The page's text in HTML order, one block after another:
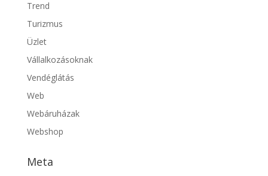
Trend
Turizmus
Üzlet
Vállalkozásoknak
Vendéglátás
Web
Webáruházak
Webshop
Meta